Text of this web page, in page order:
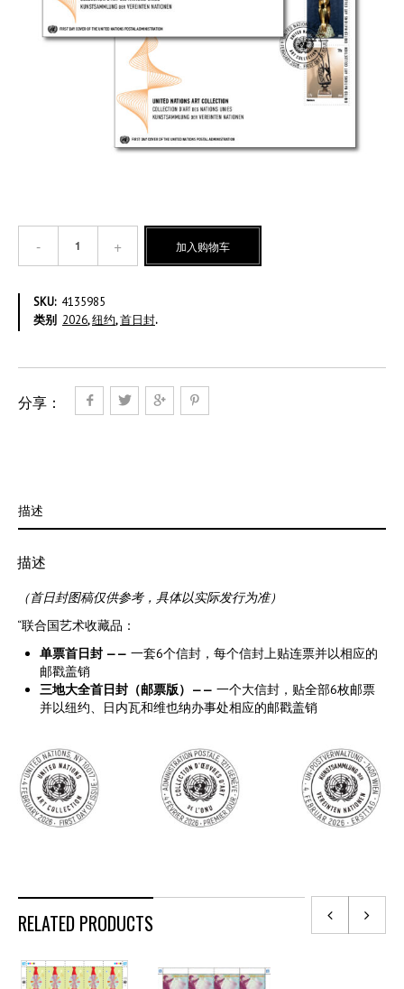
国
单
票
约
版
量
加入购物车
SKU: 4135985
类别 2026,纽约,首日封.
分享：
描述
描述
（首日封图稿仅供参考，具体以实际发行为准）
“联合国艺术收藏品：
单票首日封 —— 一套6个信封，每个信封上贴连票并以相应的
邮戳盖销
三地大全首日封（邮票版）—— 一个大信封，贴全部6枚邮票
并以纽约、日内瓦和维也纳办事处相应的邮戳盖销
RELATED PRODUCTS